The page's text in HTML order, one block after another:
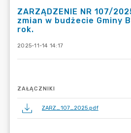
ZARZĄDZENIE NR 107/
zmian w budżecie Gminy
rok.
2025-11-14 14:17
ZAŁĄCZNIKI
ZARZ_107_2025.pdf